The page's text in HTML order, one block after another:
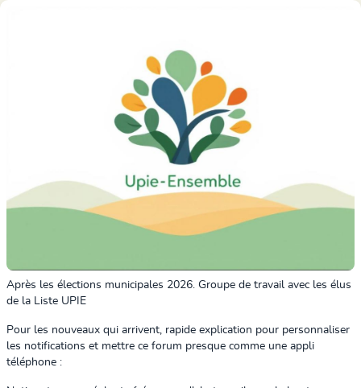
Après les élections municipales 2026. Groupe de travail avec les élus
de la Liste UPIE
Pour les nouveaux qui arrivent, rapide explication pour personnaliser
les notifications et mettre ce forum presque comme une appli
téléphone :